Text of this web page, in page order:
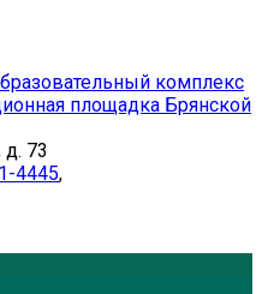
комплекс
площадка Брянской
73
4445,